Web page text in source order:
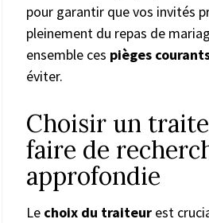
pour garantir que vos invités
pleinement du repas de
ensemble ces pièges
éviter.
Choisir un
faire de
approfondie
Le choix du traiteur est